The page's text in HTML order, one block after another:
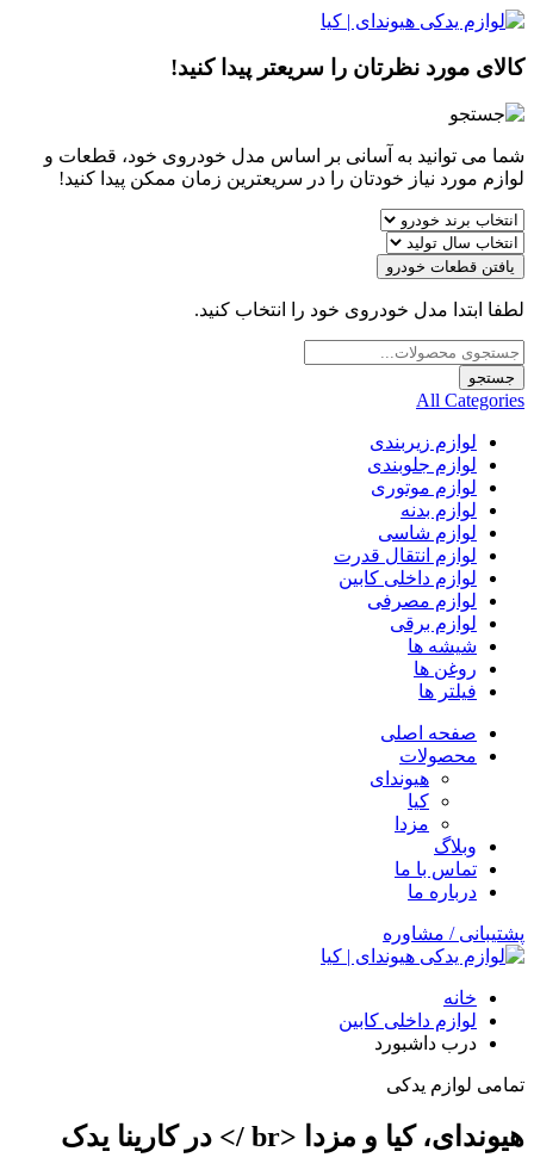
کالای مورد نظرتان را سریعتر پیدا کنید!
شما می توانید به آسانی بر اساس مدل خودروی خود، قطعات و
لوازم مورد نیاز خودتان را در سریعترین زمان ممکن پیدا کنید!
یافتن قطعات خودرو
لطفا ابتدا مدل خودروی خود را انتخاب کنید.
Products
search
جستجو
All Categories
لوازم زیربندی
لوازم جلوبندی
لوازم موتوری
لوازم بدنه
لوازم شاسی
لوازم انتقال قدرت
لوازم داخلی کابین
لوازم مصرفی
لوازم برقی
شیشه ها
روغن ها
فیلتر ها
صفحه اصلی
محصولات
هیوندای
کیا
مزدا
وبلاگ
تماس با ما
درباره ما
پشتیبانی / مشاوره
خانه
لوازم داخلی کابین
درب داشبورد
تمامی لوازم یدکی
هیوندای، کیا و مزدا <br /> در کارینا یدک